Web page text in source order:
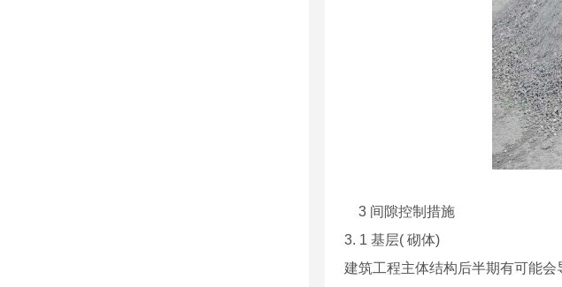
3 间隙控制措施
3. 1 基层( 砌体)
建筑工程主体结构后半期有可能